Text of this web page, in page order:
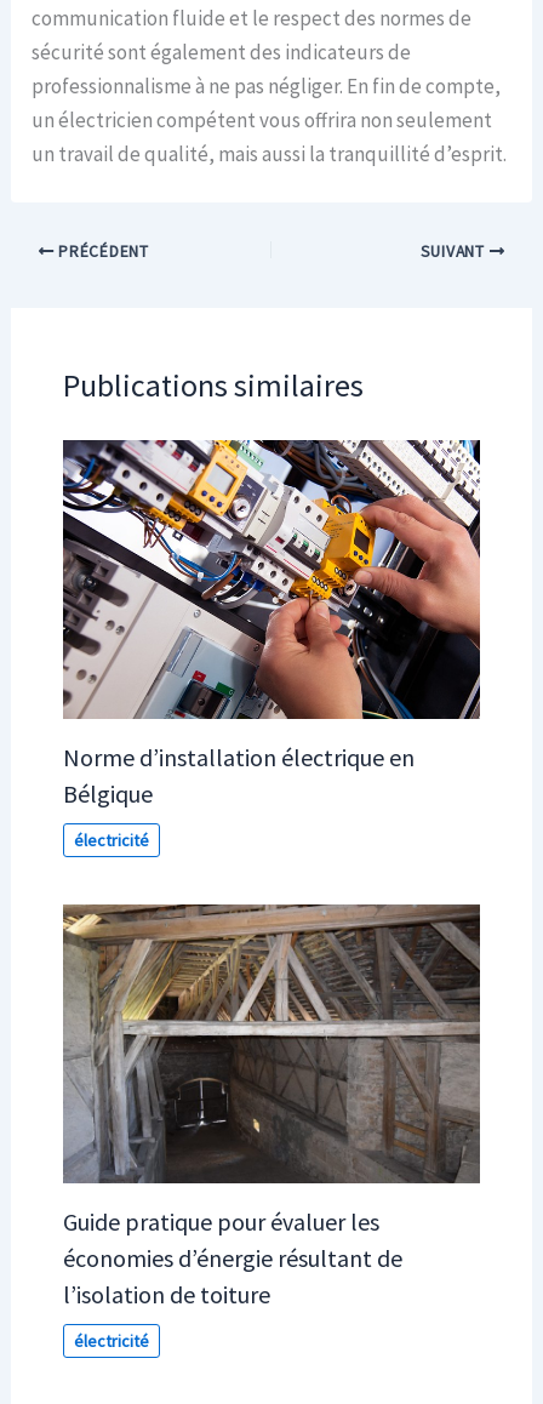
communication fluide et le respect des normes de
sécurité sont également des indicateurs de
professionnalisme à ne pas négliger. En fin de compte,
un électricien compétent vous offrira non seulement
un travail de qualité, mais aussi la tranquillité d’esprit.
PRÉCÉDENT SUIVANT
Publications similaires
Norme d’installation électrique en
Bélgique
électricité
Guide pratique pour évaluer les
économies d’énergie résultant de
l’isolation de toiture
électricité